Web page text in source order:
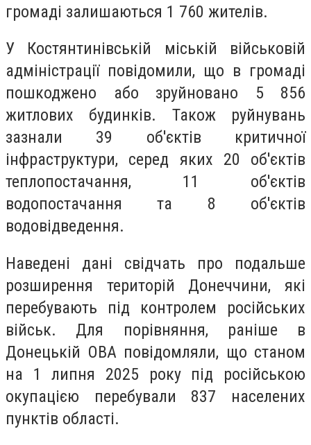
громаді залишаються 1 760 жителів.
У Костянтинівській міській військовій
адміністрації повідомили, що в громаді
пошкоджено або зруйновано 5 856
житлових будинків. Також руйнувань
зазнали 39 об'єктів критичної
інфраструктури, серед яких 20 об'єктів
теплопостачання, 11 об'єктів
водопостачання та 8 об'єктів
водовідведення.
Наведені дані свідчать про подальше
розширення територій Донеччини, які
перебувають під контролем російських
військ. Для порівняння, раніше в
Донецькій ОВА повідомляли, що станом
на 1 липня 2025 року під російською
окупацією перебували 837 населених
пунктів області.